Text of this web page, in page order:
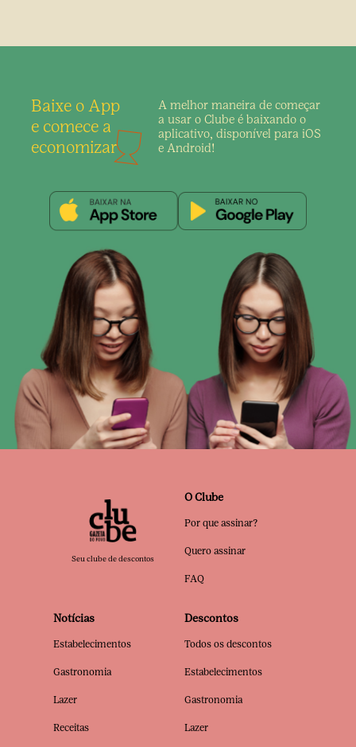
Baixe o App
e comece a
economizar
A melhor maneira de começar
a usar o Clube é baixando o
aplicativo, disponível para iOS
e Android!
Seu clube de descontos
O Clube
Por que assinar?
Quero assinar
FAQ
Notícias
Estabelecimentos
Gastronomia
Lazer
Receitas
Descontos
Todos os descontos
Estabelecimentos
Gastronomia
Lazer